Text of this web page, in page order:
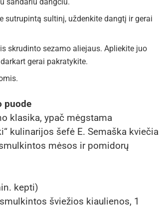
sandariu dangčiu.
sutrupintą sultinį, uždenkite dangtį ir gerai
skrudinto sezamo aliejaus. Apliekite juo
gerai pakratykite.
puode
klasika, ypač mėgstama
kulinarijos šefė E. Semaška kviečia
mėsos ir pomidorų
kepti)
šviežios kiaulienos, 1